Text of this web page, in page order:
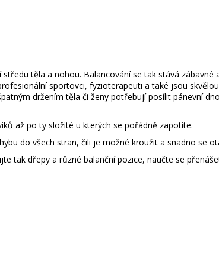
těla a nohou. Balancování se tak stává
sportovci, fyzioterapeuti a také jsou
držením těla či ženy potřebují posílit pánevní
až po ty složité u kterých se pořádně zapotíte.
do všech stran, čili je možné kroužit a snadno se
tak dřepy a různé balanční pozice, naučte se